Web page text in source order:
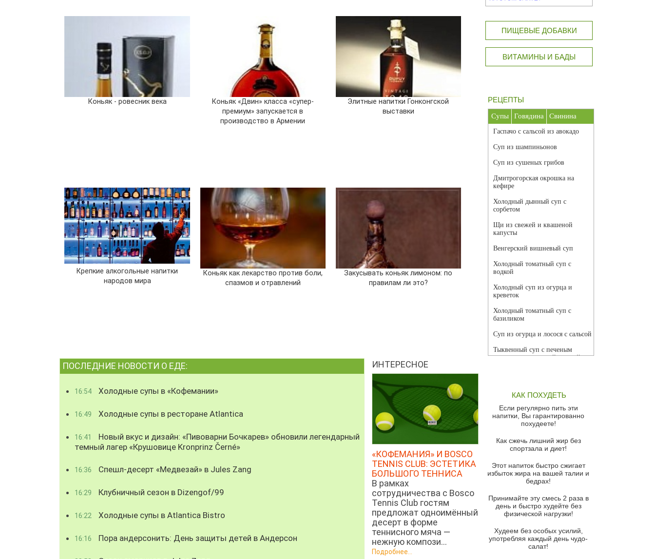
Коньяк - ровесник века
Коньяк «Двин» класса «супер-
премиум» запускается в
производство в Армении
Элитные напитки Гонконгской
выставки
Крепкие алкогольные напитки
народов мира
Коньяк как лекарство против боли,
спазмов и отравлений
Закусывать коньяк лимоном: по
правилам ли это?
ПОСЛЕДНИЕ НОВОСТИ О ЕДЕ:
16:54 Холодные супы в «Кофемании»
16:49 Холодные супы в ресторане Atlantica
16:41
Новый вкус и дизайн: «Пивоварни Бочкарев» обновили легендарный
темный лагер «Крушовице Kronprinz Černé»
16:36 Спешл-десерт «Медвезай» в Jules Zang
16:29 Клубничный сезон в Dizengof/99
16:22 Холодные супы в Atlantica Bistro
16:16 Пора андерсонить: День защиты детей в Андерсон
ИНТЕРЕСНОЕ
«КОФЕМАНИЯ» И BOSCO
TENNIS CLUB: ЭСТЕТИКА
БОЛЬШОГО ТЕННИСА
В рамках
сотрудничества с Bosco
Tennis Club гостям
предложат одноимённый
десерт в форме
теннисного мяча —
нежную компози...
Подробнее...
ПИЩЕВЫЕ ДОБАВКИ
ВИТАМИНЫ И БАДЫ
РЕЦЕПТЫ
Супы Говядина Свинина
Гаспачо с сальсой из авокадо
Суп из шампиньонов
Суп из сушеных грибов
Дмитрогорская окрошка на
кефире
Холодный дынный суп с
сорбетом
Щи из свежей и квашеной
капусты
Венгерский вишневый суп
Холодный томатный суп с
водкой
Холодный суп из огурца и
креветок
Холодный томатный суп с
базиликом
Суп из огурца и лосося с сальсой
Тыквенный суп с печеным
чесноком и томатной сальсой
красного перца
Парижский луковый суп
Суп из спаржи и горошка с
Суп-крем из цветной капусты
Французский луковый суп
Суп из баклажанов с моцареллой
Грибной крем-суп с кростини с
козьим сыром
Суп мисо с зеленым луком и
тофу
КАК ПОХУДЕТЬ
Если регулярно пить эти
напитки, Вы гарантированно
похудеете!
Как сжечь лишний жир без
спортзала и диет!
Этот напиток быстро сжигает
избыток жира на вашей талии и
бедрах!
Принимайте эту смесь 2 раза в
день и быстро худейте без
физической нагрузки!
Худеем без особых усилий,
употребляя каждый день чудо-
салат!